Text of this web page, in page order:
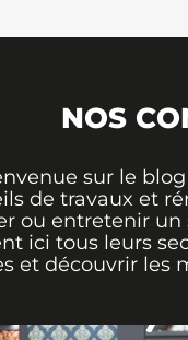
NOS
sur le
de travaux et
ou entretenir un
ici tous leurs
et découvrir les